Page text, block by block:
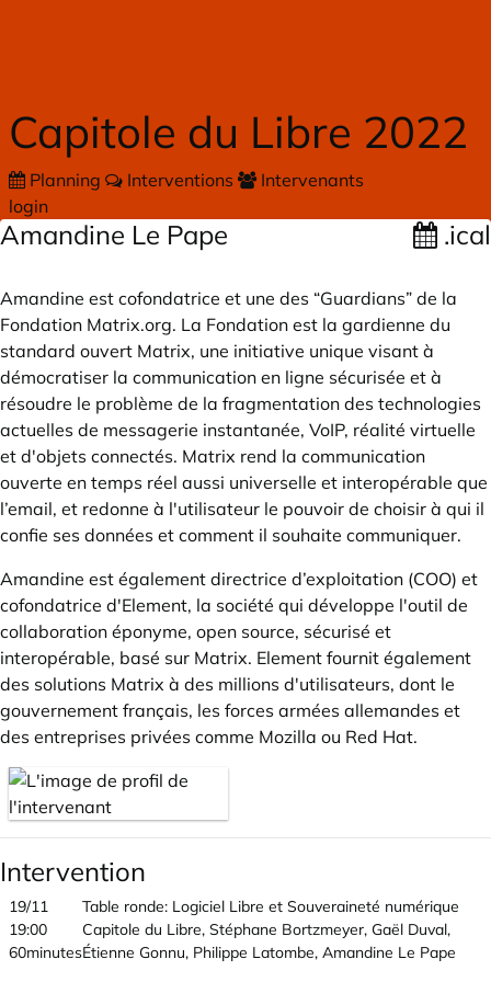
Capitole du Libre 2022
Planning Interventions
Intervenants
login
Amandine Le Pape .ical
Amandine est cofondatrice et une des “Guardians” de la
Fondation Matrix.org. La Fondation est la gardienne du
standard ouvert Matrix, une initiative unique visant à
démocratiser la communication en ligne sécurisée et à
résoudre le problème de la fragmentation des technologies
actuelles de messagerie instantanée, VoIP, réalité virtuelle
et d'objets connectés. Matrix rend la communication
ouverte en temps réel aussi universelle et interopérable que
l’email, et redonne à l'utilisateur le pouvoir de choisir à qui il
confie ses données et comment il souhaite communiquer.
Amandine est également directrice d’exploitation (COO) et
cofondatrice d'Element, la société qui développe l'outil de
collaboration éponyme, open source, sécurisé et
interopérable, basé sur Matrix. Element fournit également
des solutions Matrix à des millions d'utilisateurs, dont le
gouvernement français, les forces armées allemandes et
des entreprises privées comme Mozilla ou Red Hat.
Intervention
19/11
19:00
60minutes
Table ronde: Logiciel Libre et Souveraineté numérique
Capitole du Libre, Stéphane Bortzmeyer, Gaël Duval,
Étienne Gonnu, Philippe Latombe, Amandine Le Pape